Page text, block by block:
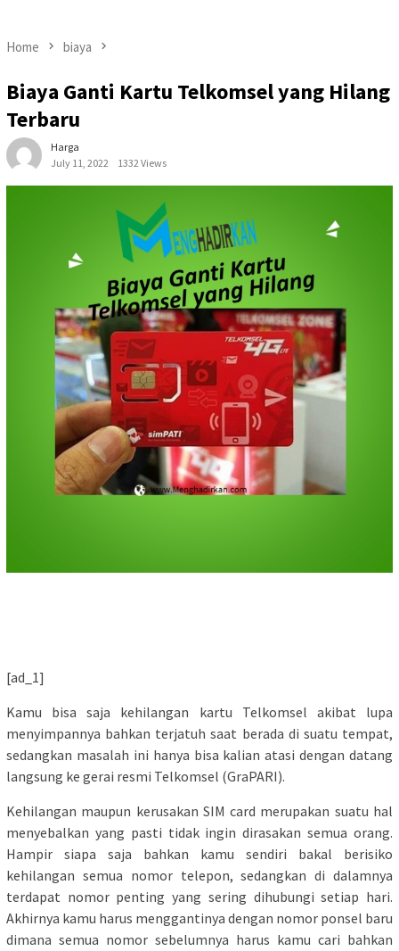
Home biaya
Biaya Ganti Kartu Telkomsel yang Hilang
Terbaru
Harga
July 11, 2022
1332 Views
[ad_1]
Kamu bisa saja kehilangan kartu Telkomsel akibat lupa
menyimpannya bahkan terjatuh saat berada di suatu tempat,
sedangkan masalah ini hanya bisa kalian atasi dengan datang
langsung ke gerai resmi Telkomsel (GraPARI).
Kehilangan maupun kerusakan SIM card merupakan suatu hal
menyebalkan yang pasti tidak ingin dirasakan semua orang.
Hampir siapa saja bahkan kamu sendiri bakal berisiko
kehilangan semua nomor telepon, sedangkan di dalamnya
terdapat nomor penting yang sering dihubungi setiap hari.
Akhirnya kamu harus menggantinya dengan nomor ponsel baru
dimana semua nomor sebelumnya harus kamu cari bahkan